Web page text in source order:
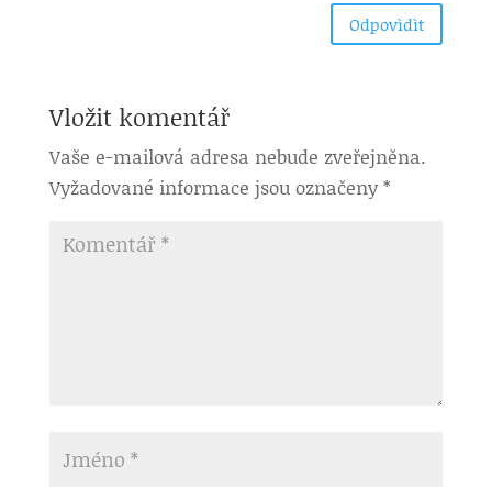
Odpovìdìt
Vložit komentář
Vaše e-mailová adresa nebude zveřejněna.
Vyžadované informace jsou označeny*